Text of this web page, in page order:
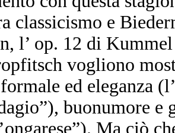
classicismo e
l’ op. 12 di
vogliono
ed eleganza
buonumore
Ma ciò